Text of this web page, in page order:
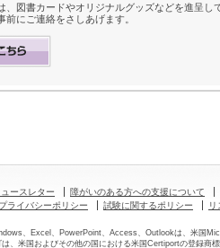
図書カードやオリジナルグッズなどを進呈し
にご連絡をさしあげます。
ュースレター
障がいのある方への支援について
プライバシーポリシー 試験に関するポリシー
、Excel、PowerPoint、Access、Outlookは、米国
、米国およびその他の国における米国Certiportの登録商